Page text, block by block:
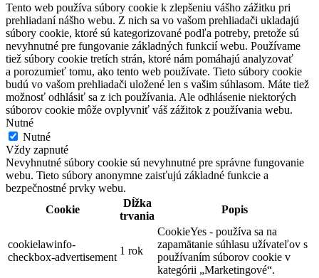
Tento web používa súbory cookie k zlepšeniu vášho zážitku pri
prehliadaní nášho webu. Z nich sa vo vašom prehliadači ukladajú
súbory cookie, ktoré sú kategorizované podľa potreby, pretože sú
nevyhnutné pre fungovanie základných funkcií webu. Používame
tiež súbory cookie tretích strán, ktoré nám pomáhajú analyzovať
a porozumieť tomu, ako tento web používate. Tieto súbory cookie
budú vo vašom prehliadači uložené len s vašim súhlasom. Máte tiež
možnosť odhlásiť sa z ich používania. Ale odhlásenie niektorých
súborov cookie môže ovplyvniť váš zážitok z používania webu.
Nutné
Nutné
Vždy zapnuté
Nevyhnutné súbory cookie sú nevyhnutné pre správne fungovanie
webu. Tieto súbory anonymne zaisťujú základné funkcie a
bezpečnostné prvky webu.
Cookie
Dĺžka
trvania
Popis
cookielawinfo-
checkbox-advertisement
1 rok
CookieYes - používa sa na
zapamätanie súhlasu užívateľov s
používaním súborov cookie v
kategórii „Marketingové“.